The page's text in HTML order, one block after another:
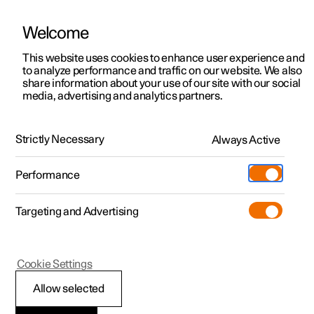
Polestar 2
Polestar 3
Polestar 4
Pre-owned
Köpa
Mer
Upptäck Polestar 2
Provkörning
Upptäck Polestar 3
Provkörning
Upptäck Polestar 4
Provkörning
Erbjudanden privatkund
Erbjudanden företag
Tillgängliga bilar
Designa och beställ
Pre-owned
Provkörning
Extras
(Öppnas i ett nytt fönster)
Experiences
Tjänstebil och företag
Besök
Serviceställen
Ägande
Support
Om Polestar
ManualVideogalleriMjukvaruuppdateringar
Manual
Nyckel
Welcome
This website uses cookies to enhance user experience and
to analyze performance and traffic on our website. We also
share information about your use of our site with our social
media, advertising and analytics partners.
Strictly Necessary Always Active
Performance
Targeting and Advertising
Allow selected
Cookie Settings